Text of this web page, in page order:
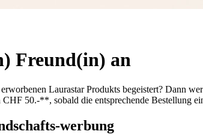
Freund(in) an
Laurastar Produkts begeistert? Dann
50.-**, sobald die entsprechende Bestellung
werbung